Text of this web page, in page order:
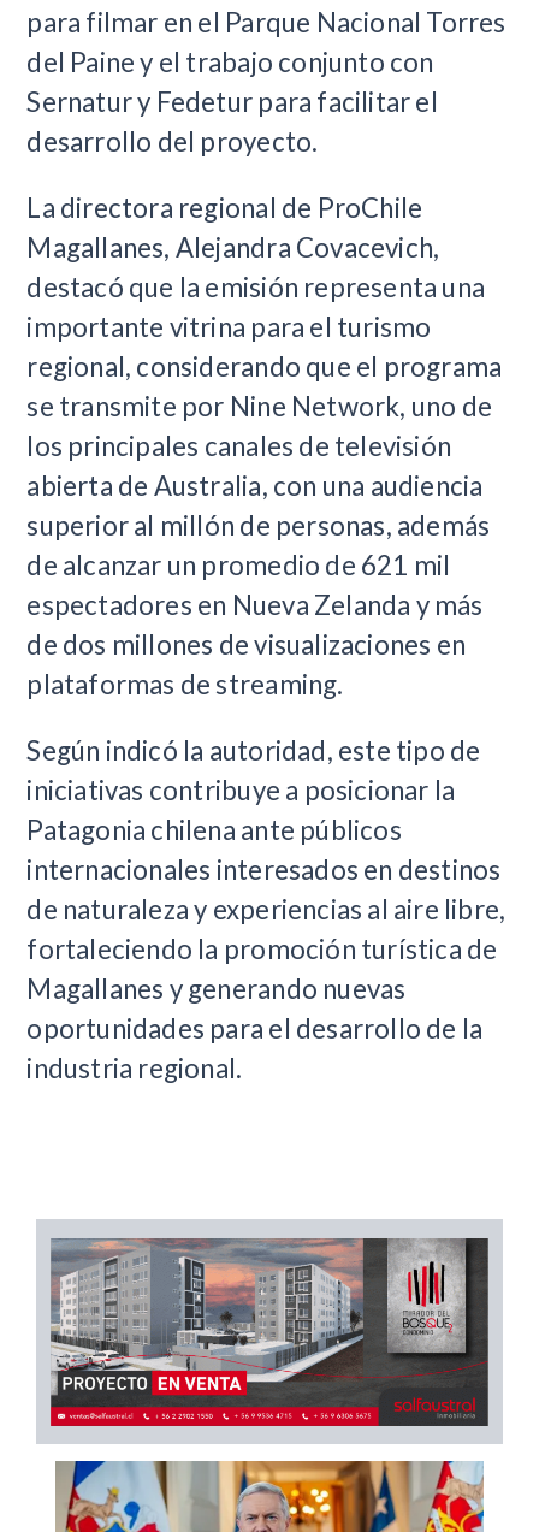
para filmar en el Parque Nacional Torres
del Paine y el trabajo conjunto con
Sernatur y Fedetur para facilitar el
desarrollo del proyecto.
La directora regional de ProChile
Magallanes, Alejandra Covacevich,
destacó que la emisión representa una
importante vitrina para el turismo
regional, considerando que el programa
se transmite por Nine Network, uno de
los principales canales de televisión
abierta de Australia, con una audiencia
superior al millón de personas, además
de alcanzar un promedio de 621 mil
espectadores en Nueva Zelanda y más
de dos millones de visualizaciones en
plataformas de streaming.
Según indicó la autoridad, este tipo de
iniciativas contribuye a posicionar la
Patagonia chilena ante públicos
internacionales interesados en destinos
de naturaleza y experiencias al aire libre,
fortaleciendo la promoción turística de
Magallanes y generando nuevas
oportunidades para el desarrollo de la
industria regional.